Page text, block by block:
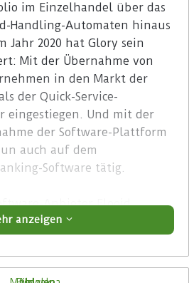
im Einzelhandel über das
Handling-Automaten hinaus
Jahr 2020 hat Glory sein
Mit der Übernahme von
in den Markt der
der Quick-Service-
eingestiegen. Und mit der
der Software-Plattform
auch auf dem
Software tätig.
Anbieter Flooid
sichnach der Analyse von
mit neuen Kunden wie
Giganten Walgreens auf
Rankings bei POS-
anzeigen